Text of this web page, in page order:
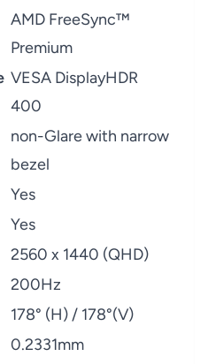
AMD FreeSync™
Premium
VESA DisplayHDR
400
non-Glare with narrow
bezel
Yes
Yes
2560 x 1440 (QHD)
200Hz
178° (H) / 178°(V)
0.2331mm